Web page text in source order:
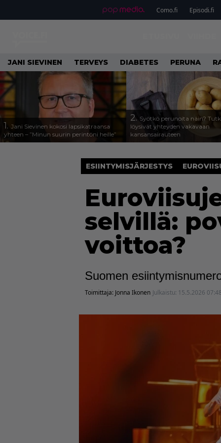
Como.fi Episodi.fi
JANI SIEVINEN TERVEYS DIABETES PERUNA
1. Jani Sievinen kokosi lapsikatraansa
yhteen – ”Minun suurin perintöni heille”
2. Syötkö perunoita näin?
löysivät yhteyden vakavaan
kansansairauteen
ESIINTYMISJÄRJESTYS
selvillä:
voittoa?
Suomen
Toimittaja: Jonna Ikonen Julkaistu: 15.5.2026